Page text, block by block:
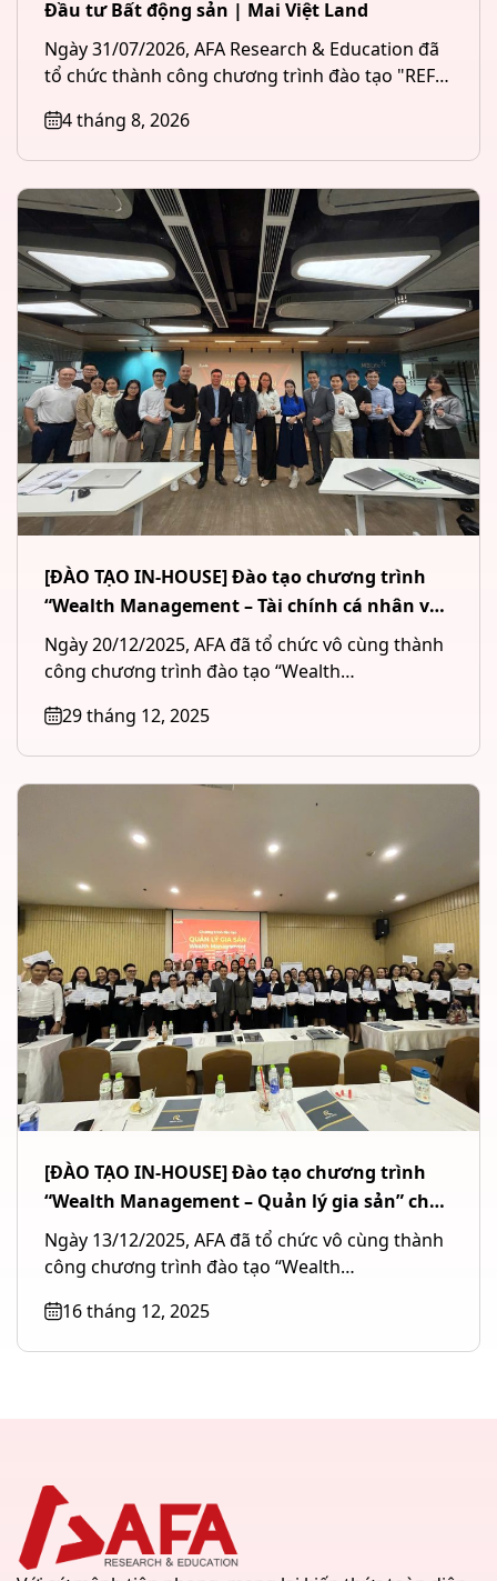
Đầu tư Bất động sản | Mai Việt Land
Ngày 31/07/2026, AFA Research & Education đã
tổ chức thành công chương trình đào tạo "REFI
4 tháng 8, 2026
[ĐÀO TẠO IN-HOUSE] Đào tạo chương trình
“Wealth Management – Tài chính cá nhân và
Quản lý tài sản đầu tư” cho Công ty CP Chứng
khoán MB (MBS) tại Hà Nội
Ngày 20/12/2025, AFA đã tổ chức vô cùng thành
công chương trình đào tạo “Wealth
29 tháng 12, 2025
[ĐÀO TẠO IN-HOUSE] Đào tạo chương trình
“Wealth Management – Quản lý gia sản” cho
Ngân hàng TMCP Quốc tế Việt Nam (VIB) tại
TP. Hồ Chí Minh
Ngày 13/12/2025, AFA đã tổ chức vô cùng thành
công chương trình đào tạo “Wealth
16 tháng 12, 2025